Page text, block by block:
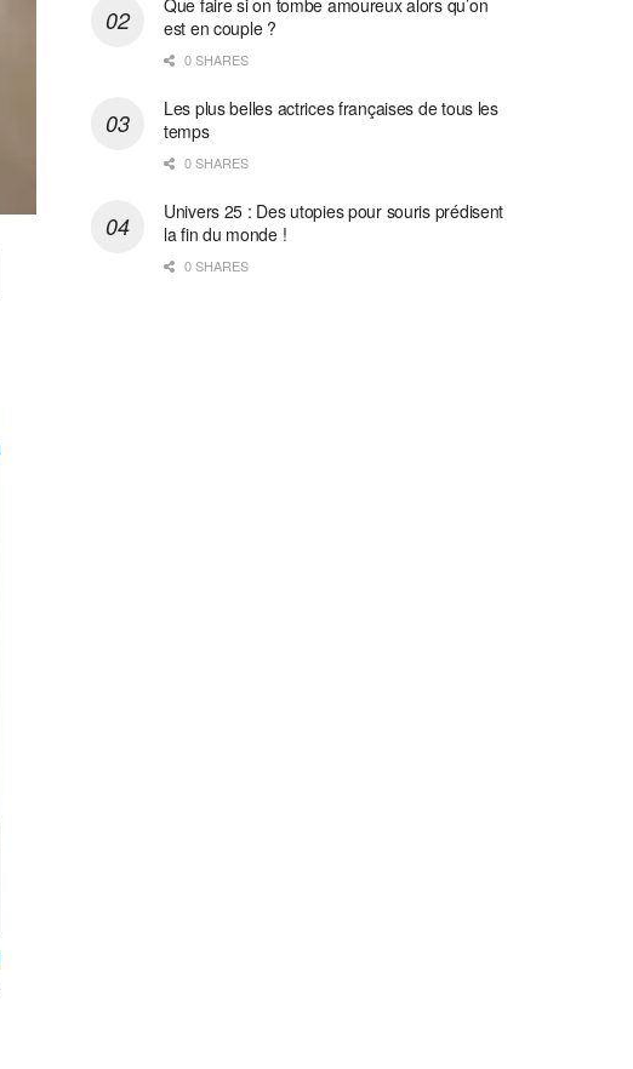
est en couple ?
0 SHARES
Les plus belles actrices françaises de tous les
temps
0 SHARES
Univers 25 : Des utopies pour souris prédisent
la fin du monde !
0 SHARES